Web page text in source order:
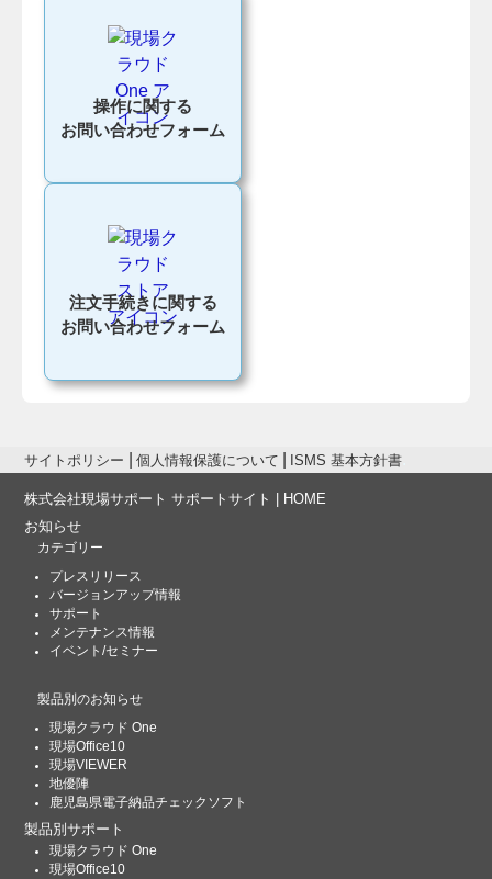
操作に関する
お問い合わせフォーム
注文手続きに関する
お問い合わせフォーム
サイトポリシー 個人情報保護について ISMS 基本方針書
株式会社現場サポート サポートサイト | HOME
お知らせ
カテゴリー
プレスリリース
バージョンアップ情報
サポート
メンテナンス情報
イベント/セミナー
製品別のお知らせ
現場クラウド One
現場Office10
現場VIEWER
地優陣
鹿児島県電子納品チェックソフト
製品別サポート
現場クラウド One
現場Office10